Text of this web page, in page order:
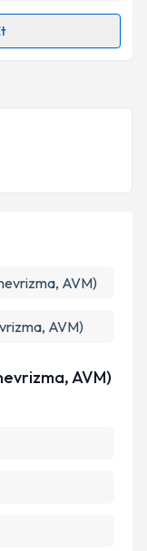
ile
Aydınlatma
AVM)
AVM)
AVM)